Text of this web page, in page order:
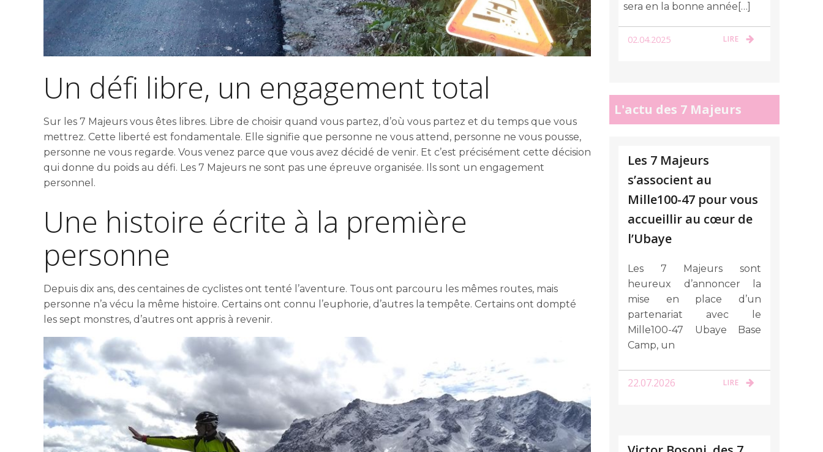
Un défi libre, un engagement total
Sur les 7 Majeurs vous êtes libres. Libre de choisir quand vous partez, d’où vous partez et du temps que vous
mettrez. Cette liberté est fondamentale. Elle signifie que personne ne vous attend, personne ne vous pousse,
personne ne vous regarde. Vous venez parce que vous avez décidé de venir. Et c’est précisément cette décision
qui donne du poids au défi. Les 7 Majeurs ne sont pas une épreuve organisée. Ils sont un engagement
personnel.
Une histoire écrite à la première
personne
Depuis dix ans, des centaines de cyclistes ont tenté l’aventure. Tous ont parcouru les mêmes routes, mais
personne n’a vécu la même histoire. Certains ont connu l’euphorie, d’autres la tempête. Certains ont dompté
les sept monstres, d’autres ont appris à revenir.
sera en la bonne année[…]
02.04.2025 LIRE
L'actu des 7 Majeurs
Les 7 Majeurs
s’associent au
Mille100-47 pour vous
accueillir au cœur de
l’Ubaye
Les 7 Majeurs sont
heureux d’annoncer la
mise en place d’un
partenariat avec le
Mille100-47 Ubaye Base
Camp, un
22.07.2026 LIRE